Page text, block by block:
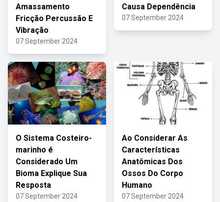
Amassamento
Fricção Percussão E
Vibração
07 September 2024
Causa Dependência
07 September 2024
O Sistema Costeiro-
marinho é
Considerado Um
Bioma Explique Sua
Resposta
07 September 2024
Ao Considerar As
Características
Anatômicas Dos
Ossos Do Corpo
Humano
07 September 2024